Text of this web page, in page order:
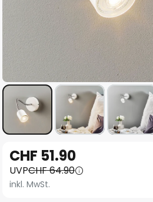
Anfang
der
Bildgalerie
CHF 51.90
UVPCHF 64.90
inkl. MwSt.